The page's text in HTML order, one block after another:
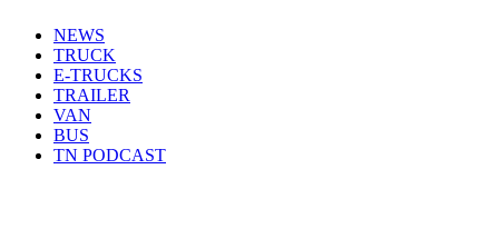
NEWS
TRUCK
E-TRUCKS
TRAILER
VAN
BUS
TN PODCAST